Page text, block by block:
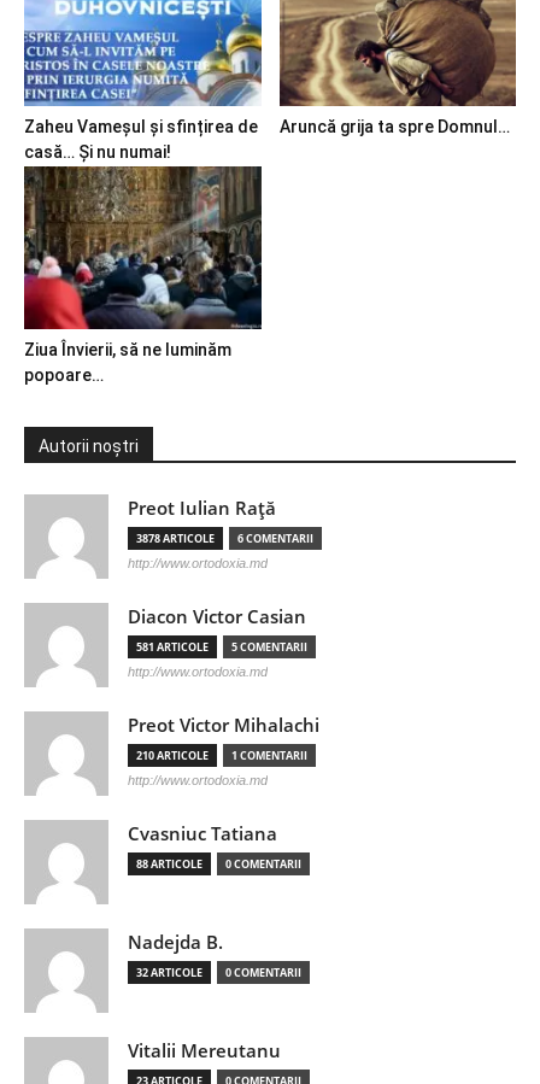
Zaheu Vameșul și sfințirea de
casă… Și nu numai!
Aruncă grija ta spre Domnul…
Ziua Învierii, să ne luminăm
popoare…
Autorii noștri
Preot Iulian Raţă
3878 ARTICOLE 6 COMENTARII
http://www.ortodoxia.md
Diacon Victor Casian
581 ARTICOLE 5 COMENTARII
http://www.ortodoxia.md
Preot Victor Mihalachi
210 ARTICOLE 1 COMENTARII
http://www.ortodoxia.md
Cvasniuc Tatiana
88 ARTICOLE 0 COMENTARII
Nadejda B.
32 ARTICOLE 0 COMENTARII
Vitalii Mereutanu
23 ARTICOLE 0 COMENTARII